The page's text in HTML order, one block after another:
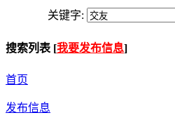
关键字:
搜索列表 [我要发布信息]
首页
发布信息